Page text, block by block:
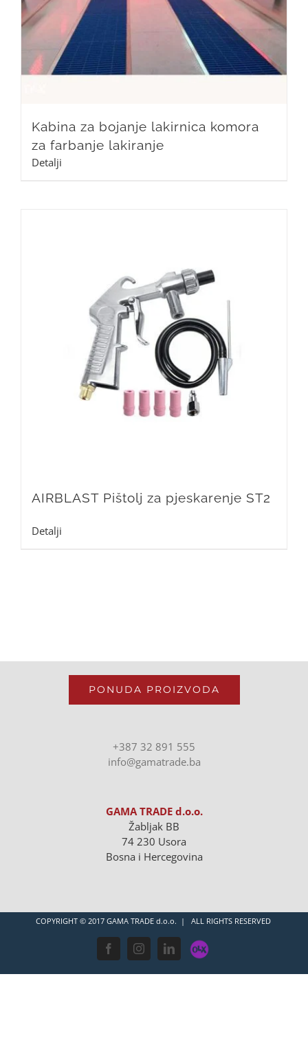
Kabina za bojanje lakirnica komora
za farbanje lakiranje
Detalji
AIRBLAST Pištolj za pjeskarenje ST2
Detalji
PONUDA PROIZVODA
+387 32 891 555
info@gamatrade.ba
GAMA TRADE d.o.o.
Žabljak BB
74 230 Usora
Bosna i Hercegovina
COPYRIGHT © 2017 GAMA TRADE d.o.o. | ALL RIGHTS RESERVED
FacebookInstagramLinkedIn
OLX